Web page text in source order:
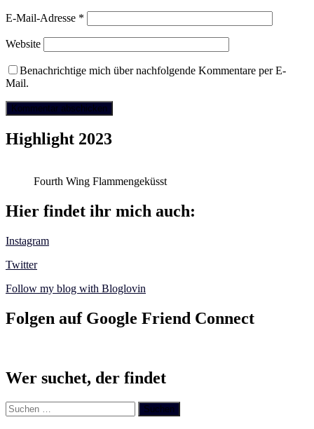
E-Mail-Adresse *
Website
Benachrichtige mich über nachfolgende Kommentare per E-
Mail.
Highlight 2023
Fourth Wing Flammengeküsst
Hier findet ihr mich auch:
Instagram
Twitter
Follow my blog with Bloglovin
Folgen auf Google Friend Connect
Wer suchet, der findet
Suchen
nach: